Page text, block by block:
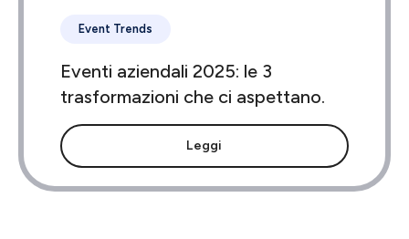
Event Trends
Eventi aziendali 2025: le 3
trasformazioni che ci aspettano.
Leggi